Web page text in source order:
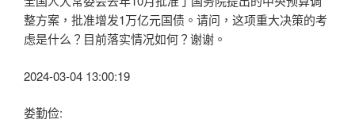
整方案，批准增发1万亿元国债。请问，这项重大决策的考
虑是什么？目前落实情况如何？谢谢。
2024-03-04 13:00:19
娄勤俭: